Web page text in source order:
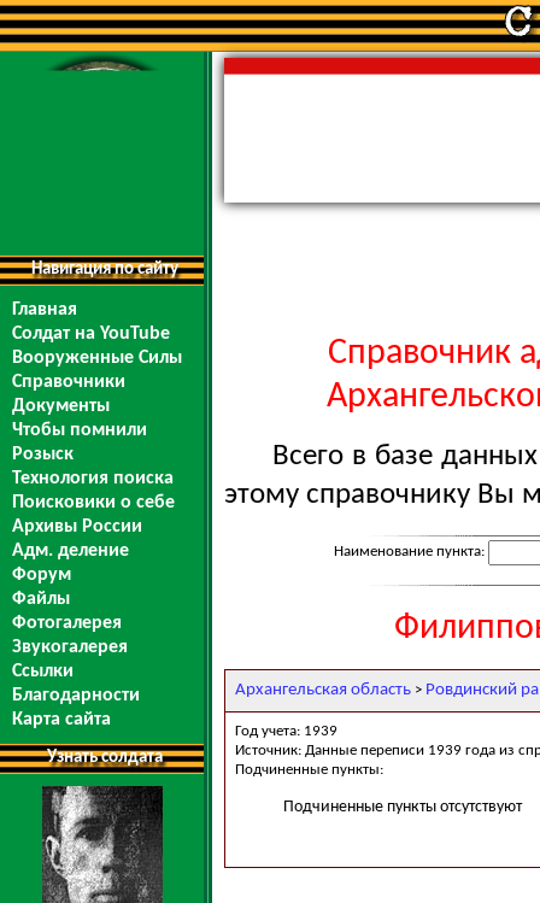
Навигация по сайту
Главная
Солдат на YouTube
Вооруженные Силы
Справочники
Документы
Чтобы помнили
Розыск
Технология поиска
Поисковики о себе
Архивы России
Адм. деление
Форум
Файлы
Фотогалерея
Звукогалерея
Ссылки
Благодарности
Карта сайта
Узнать солдата
Справочник
Всего в базе
этому справочнику Вы
Наименование пункта:
Архангельская область > Ровдинский
Год учета: 1939
Источник: Данные переписи 1939 года из
Подчиненные пункты:
Подчиненные пункты отсутствуют